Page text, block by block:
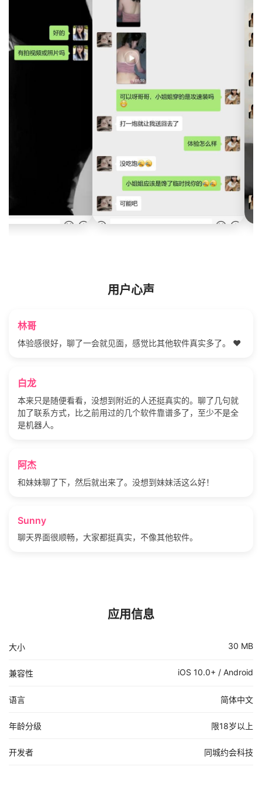
用户心声
林哥
体验感很好，聊了一会就见面，感觉比其他软件真实多了。 ❤️
白龙
本来只是随便看看，没想到附近的人还挺真实的。聊了几句就
加了联系方式，比之前用过的几个软件靠谱多了，至少不是全
是机器人。
阿杰
和妹妹聊了下，然后就出来了。没想到妹妹活这么好！
Sunny
聊天界面很顺畅，大家都挺真实，不像其他软件。
应用信息
大小 30 MB
兼容性 iOS 10.0+ / Android
语言 简体中文
年龄分级 限18岁以上
开发者 同城约会科技